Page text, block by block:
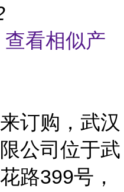
查看相似产
订购，武汉
公司位于武
路399号，